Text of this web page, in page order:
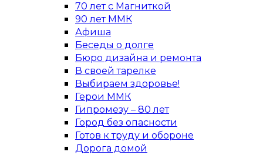
70 лет с Магниткой
90 лет ММК
Афиша
Беседы о долге
Бюро дизайна и ремонта
В своей тарелке
Выбираем здоровье!
Герои ММК
Гипромезу – 80 лет
Город без опасности
Готов к труду и обороне
Дорога домой